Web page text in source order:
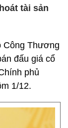
tài sản
Thương
đấu giá cổ
phủ
1/12.